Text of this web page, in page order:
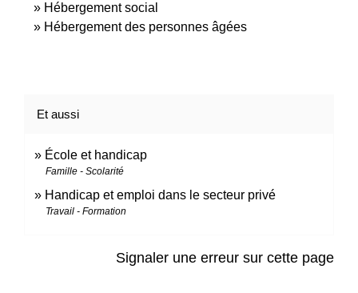
Hébergement social
Hébergement des personnes âgées
Et aussi
École et handicap
Famille - Scolarité
Handicap et emploi dans le secteur privé
Travail - Formation
Signaler une erreur sur cette page